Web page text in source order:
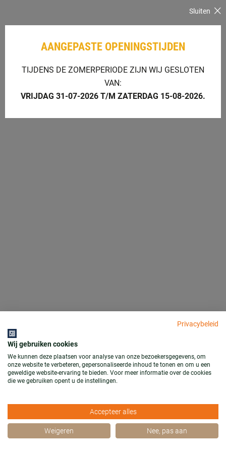
Sluiten
AANGEPASTE OPENINGSTIJDEN
TIJDENS DE ZOMERPERIODE ZIJN WIJ GESLOTEN
VAN:
VRIJDAG 31-07-2026 T/M ZATERDAG 15-08-2026.
Privacybeleid
Wij gebruiken cookies
We kunnen deze plaatsen voor analyse van onze bezoekersgegevens, om
onze website te verbeteren, gepersonaliseerde inhoud te tonen en om u een
geweldige website-ervaring te bieden. Voor meer informatie over de cookies
die we gebruiken opent u de instellingen.
Accepteer alles
Weigeren Nee, pas aan